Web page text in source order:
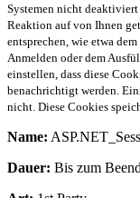
Systemen nicht deaktiviert
Reaktion auf von Ihnen
entsprechen, wie etwa
Anmelden oder dem
einstellen, dass diese
benachrichtigt werden.
nicht. Diese Cookies
Name:
Dauer: Bis zum